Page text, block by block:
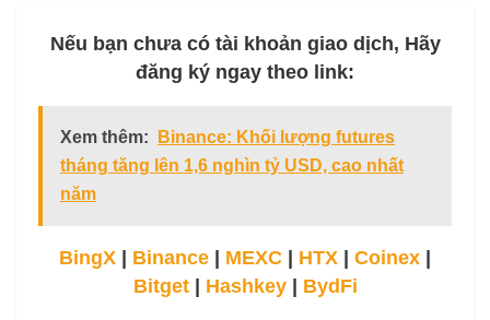
Nếu bạn chưa có tài khoản giao dịch, Hãy
đăng ký ngay theo link:
Xem thêm:
Binance: Khối lượng futures
tháng tăng lên 1,6 nghìn tỷ USD, cao nhất
năm
BingX Binance MEXC HTX Coinex
Bitget| Hashkey| BydFi